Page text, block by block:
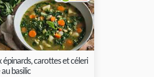
épinards, carottes et céleri
basilic